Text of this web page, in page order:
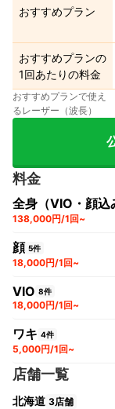
おすすめプラン
おすすめプランの
1回あたりの料金
おすすめプランで使え
るレーザー（波長）
料金
全身（VIO・顔込
138,000円/1回~
顔 5件
18,000円/1回~
VIO 8件
18,000円/1回~
ワキ 4件
5,000円/1回~
店舗一覧
北海道 3店舗